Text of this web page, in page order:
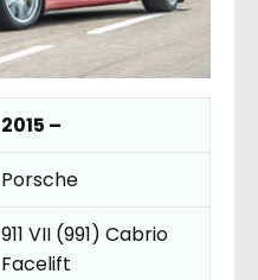
2015 –
Porsche
911 VII (991) Cabrio
Facelift